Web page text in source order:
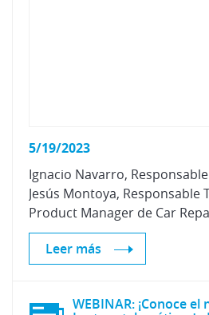
5/19/2023
Ignacio Navarro,
Jesús Montoya, Responsable
Leer más
WEBINAR: ¡Conoce